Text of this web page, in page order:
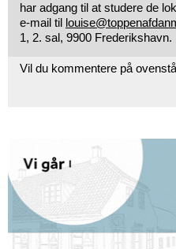
har adgang til at studere de
e-mail til
1, 2. sal, 9900 Frederikshavn.
Vil du kommentere på